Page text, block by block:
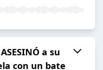
a su
con un bate